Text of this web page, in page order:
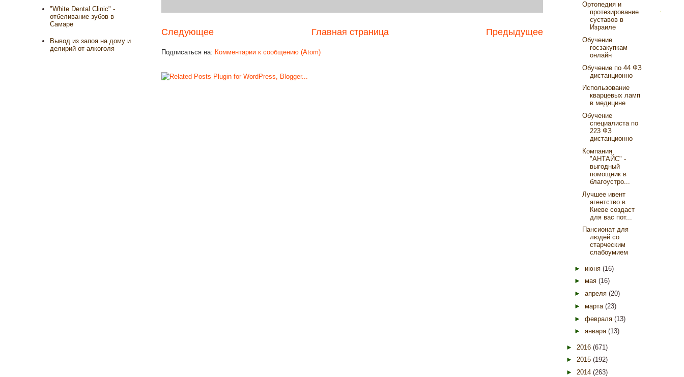
Следующее Предыдущее
Главная страница
Подписаться на: Комментарии к сообщению (Atom)
"White Dental Clinic" -
отбеливание зубов в
Самаре
Вывод из запоя на дому и
делирий от алкоголя
Ортопедия и
протезирование
суставов в
Израиле
Обучение
госзакупкам
онлайн
Обучение по 44 ФЗ
дистанционно
Использование
кварцевых ламп
в медицине
Обучение
специалиста по
223 ФЗ
дистанционно
Компания
"АНТАЙС" -
выгодный
помощник в
благоустро...
Лучшее ивент
агентство в
Киеве создаст
для вас пот...
Пансионат для
людей со
старческим
слабоумием
► июня (16)
► мая (16)
► апреля (20)
► марта (23)
► февраля (13)
► января (13)
► 2016 (671)
► 2015 (192)
► 2014 (263)